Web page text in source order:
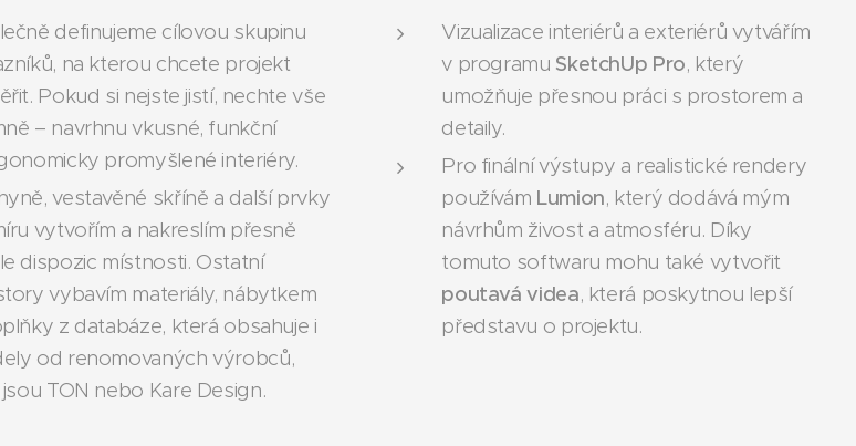
definujeme cílovou skupinu
na kterou chcete projekt
Pokud si nejste jistí, nechte vše
– navrhnu vkusné, funkční
promyšlené interiéry.
vestavěné skříně a další prvky
vytvořím a nakreslím přesně
dispozic místnosti. Ostatní
vybavím materiály, nábytkem
z databáze, která obsahuje i
od renomovaných výrobců,
jsou TON nebo Kare Design.
Vizualizace interiérů a exteriérů vytvářím
v programu SketchUp Pro, který
umožňuje přesnou práci s prostorem a
detaily.
Pro finální výstupy a realistické rendery
používám Lumion, který dodává mým
návrhům živost a atmosféru. Díky
tomuto softwaru mohu také vytvořit
poutavá videa, která poskytnou lepší
představu o projektu.